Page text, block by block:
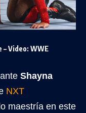
– Video: WWE
Shayna
NXT
maestría en este